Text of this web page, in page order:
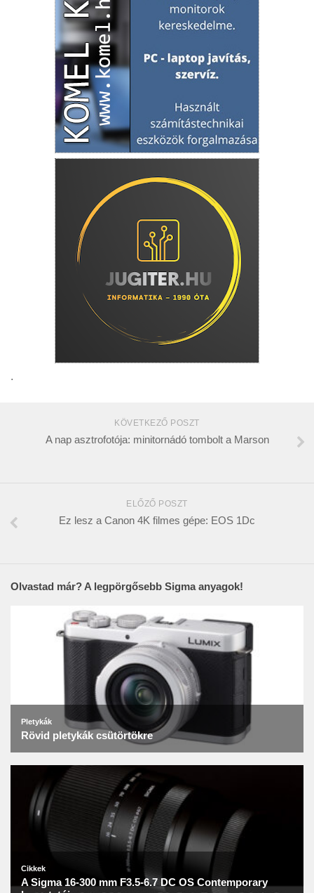
.
KÖVETKEZŐ POSZT
A nap asztrofotója: minitornádó tombolt a Marson
ELŐZŐ POSZT
Ez lesz a Canon 4K filmes gépe: EOS 1Dc
Olvastad már? A legpörgősebb Sigma anyagok!